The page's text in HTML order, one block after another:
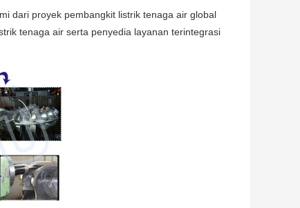
dari proyek pembangkit listrik tenaga air global
tenaga air serta penyedia layanan terintegrasi